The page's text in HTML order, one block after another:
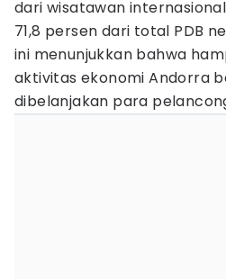
dari wisatawan
71,8 persen dari total PDB
ini menunjukkan bahwa
aktivitas ekonomi Andorra
dibelanjakan para